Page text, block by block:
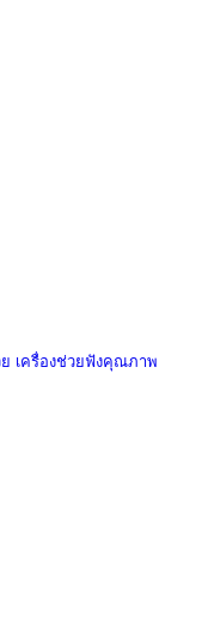
ย เครื่องช่วยฟังคุณภาพ